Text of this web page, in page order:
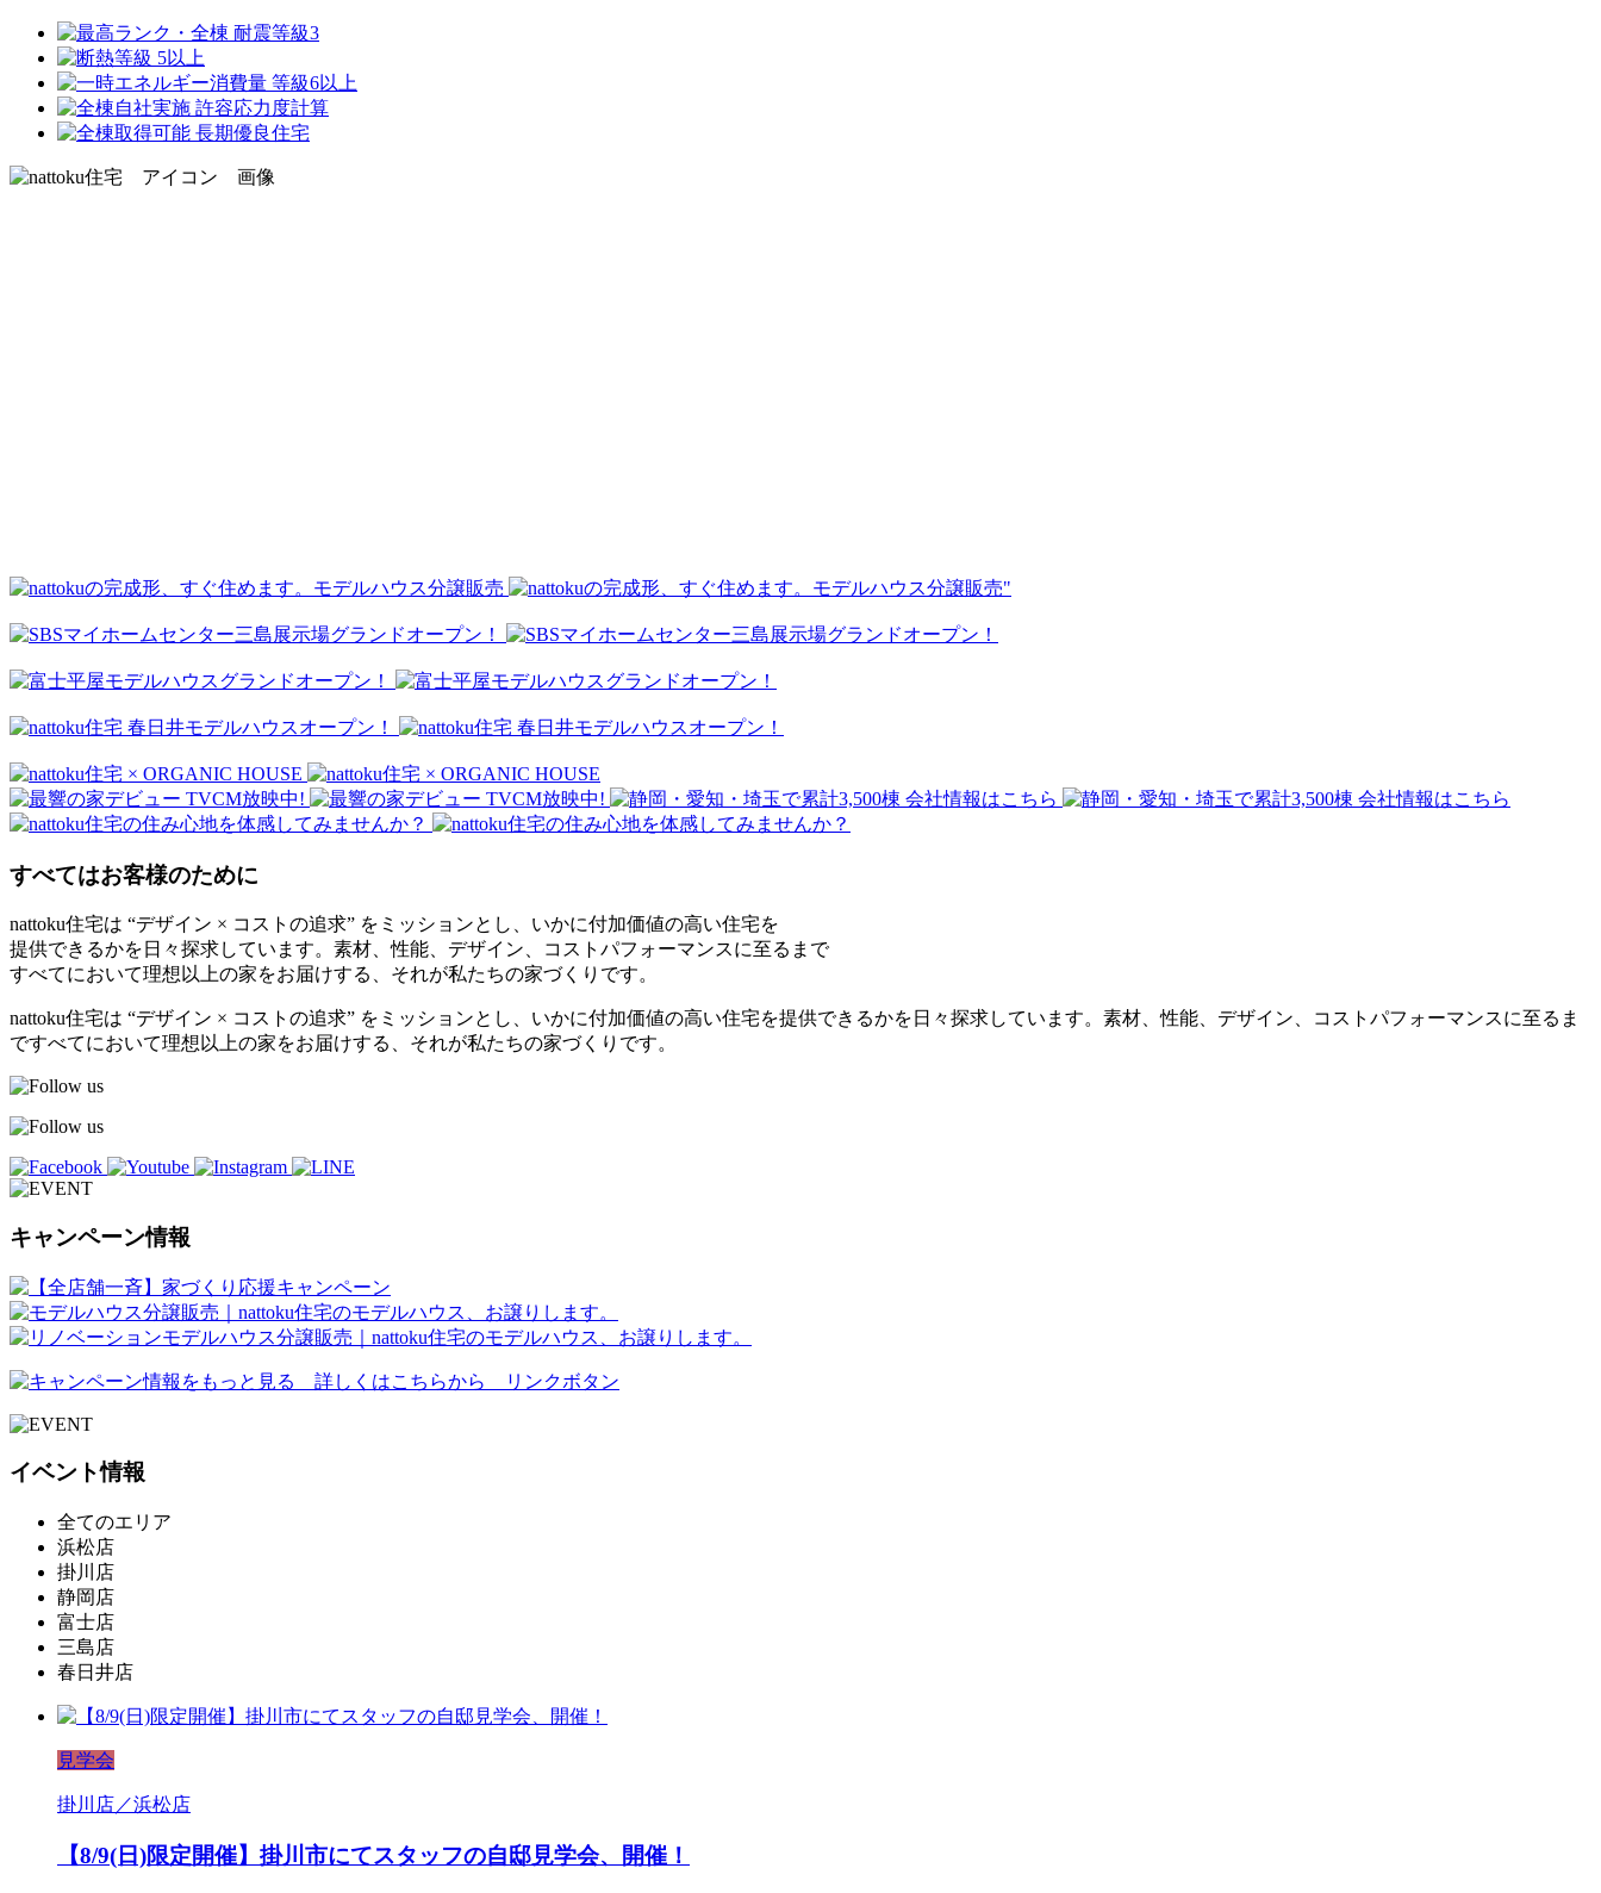
すべてはお客様のために
nattoku住宅は “デザイン × コストの追求” をミッションとし、いかに付加価値の高い住宅を
提供できるかを日々探求しています。素材、性能、デザイン、コストパフォーマンスに至るまで
すべてにおいて理想以上の家をお届けする、それが私たちの家づくりです。
nattoku住宅は “デザイン × コストの追求” をミッションとし、いかに付加価値の高い住宅を提供できるかを日々探求しています。素材、性能、デザイン、コストパフォーマンスに至るま
ですべてにおいて理想以上の家をお届けする、それが私たちの家づくりです。
キャンペーン情報
イベント情報
全てのエリア
浜松店
掛川店
静岡店
富士店
三島店
春日井店
見学会
掛川店／浜松店
【8/9(日)限定開催】掛川市にてスタッフの自邸見学会、開催！